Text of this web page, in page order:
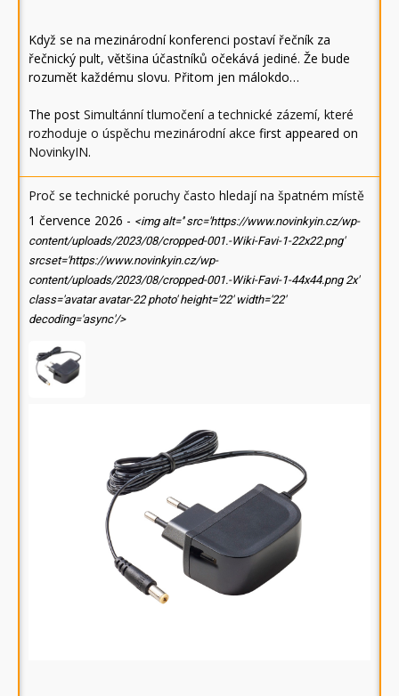
Když se na mezinárodní konferenci postaví řečník za
řečnický pult, většina účastníků očekává jediné. Že bude
rozumět každému slovu. Přitom jen málokdo…
The post Simultánní tlumočení a technické zázemí, které
rozhoduje o úspěchu mezinárodní akce first appeared on
NovinkyIN.
Proč se technické poruchy často hledají na špatném místě
1 července 2026 - <img alt='' src='https://www.novinkyin.cz/wp-
content/uploads/2023/08/cropped-001.-Wiki-Favi-1-22x22.png'
srcset='https://www.novinkyin.cz/wp-
content/uploads/2023/08/cropped-001.-Wiki-Favi-1-44x44.png 2x'
class='avatar avatar-22 photo' height='22' width='22'
decoding='async'/>